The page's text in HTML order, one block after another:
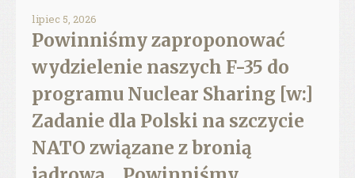
lipiec 5, 2026
Powinniśmy zaproponować
wydzielenie naszych F-35 do
programu Nuclear Sharing [w:]
Zadanie dla Polski na szczycie
NATO związane z bronią